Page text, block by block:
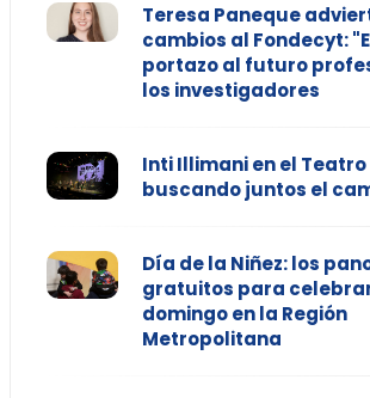
Teresa Paneque
cambios al Fondecyt:
portazo al futuro
los investigadores
Inti Illimani en el
buscando juntos el
Día de la Niñez: los
gratuitos para
domingo en la Región
Metropolitana